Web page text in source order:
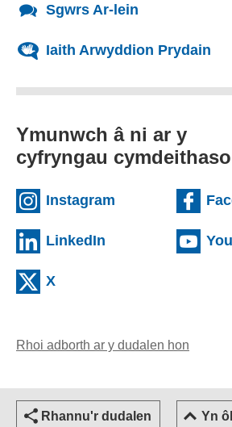
Sgwrs Ar-lein
Iaith Arwyddion Prydain
Ymunwch â ni ar y
cyfryngau
Instagram (external
LinkedIn (external
X
Rhoi adborth ar y dudalen hon
Rhannu'r dudalen Yn